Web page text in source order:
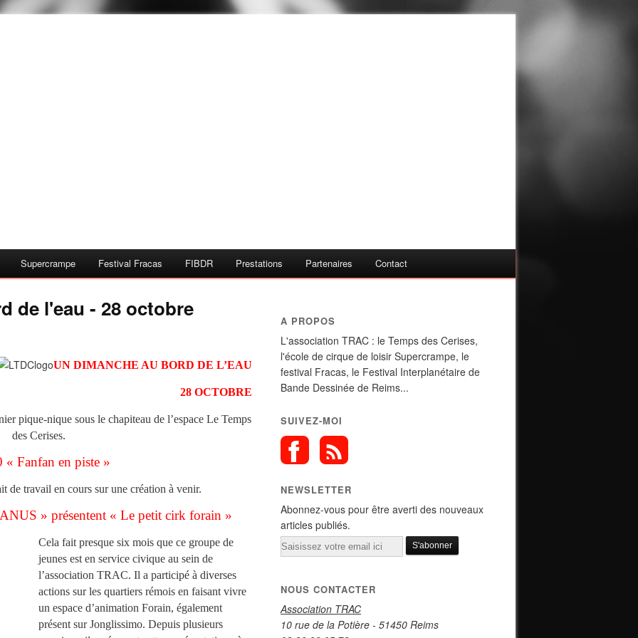
Supercrampe Festival Fracas FIBDR Prestations Partenaires Contact
de l'eau - 28 octobre
UN DIMANCHE AU BORD DE L’EAU
28 OCTOBRE
pique-nique sous le chapiteau de l’espace Le Temps
des Cerises.
« Fanfan en piste »
de travail en cours sur une création à venir.
» présentent « Le petit cirk forain »
Cela fait presque six mois que ce groupe de
jeunes est en service civique au sein de
l’association TRAC. Il a participé à diverses
actions sur les quartiers rémois en faisant vivre
un espace d’animation Forain, également
présent sur Jonglissimo. Depuis plusieurs
A PROPOS
L'association TRAC : le Temps des Cerises,
l'école de cirque de loisir Supercrampe, le
festival Fracas, le Festival Interplanétaire de
Bande Dessinée de Reims...
SUIVEZ-MOI
NEWSLETTER
Abonnez-vous pour être averti des nouveaux
articles publiés.
Email
NOUS CONTACTER
Association TRAC
10 rue de la Potière - 51450 Reims